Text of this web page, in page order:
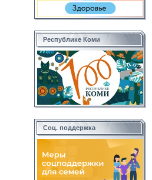
Республике Коми
Соц. поддержка